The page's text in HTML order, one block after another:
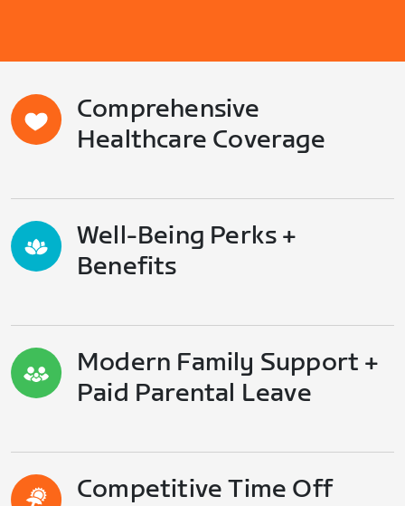
Comprehensive
Healthcare Coverage
Well-Being Perks +
Benefits
Modern Family Support +
Paid Parental Leave
Competitive Time Off